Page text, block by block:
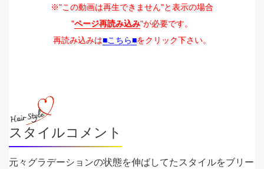
※"この動画は再生できません"と表示の場合
"ページ再読み込み"が必要です。
再読み込みは■こちら■をクリック下さい。
スタイルコメント
元々グラデーションの状態を伸ばしてたスタイルをブリー